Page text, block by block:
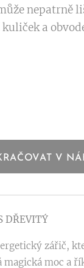
nepatrně
a
V
DŘEVITÝ
zářič,
magická moc a